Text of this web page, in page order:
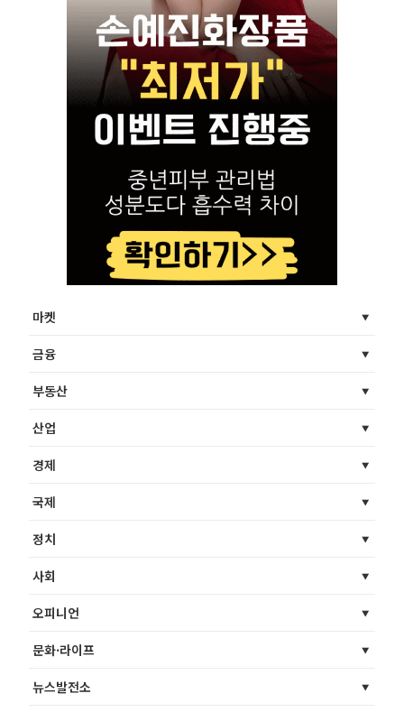
마켓
금융
부동산
산업
경제
국제
정치
사회
오피니언
문화·라이프
뉴스발전소